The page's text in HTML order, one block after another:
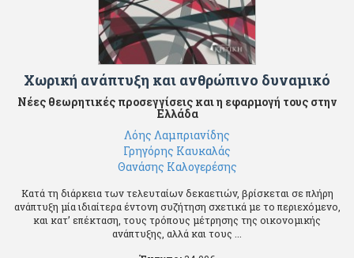
Χωρική ανάπτυξη και ανθρώπινο δυναμικό
Νέες θεωρητικές προσεγγίσεις και η εφαρμογή τους στην
Ελλάδα
Λόης Λαμπριανίδης
Γρηγόρης Καυκαλάς
Θανάσης Καλογερέσης
Κατά τη διάρκεια των τελευταίων δεκαετιών, βρίσκεται σε πλήρη
ανάπτυξη μία ιδιαίτερα έντονη συζήτηση σχετικά με το περιεχόμενο,
και κατ’ επέκταση, τους τρόπους μέτρησης της οικονομικής
ανάπτυξης, αλλά και τους ...